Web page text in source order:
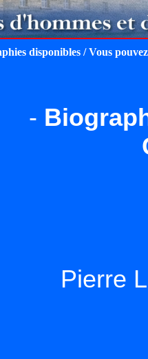
disponibles / Vous
-
Pierre